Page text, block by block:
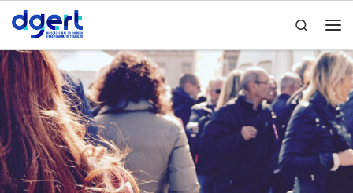
Skip to content
Search